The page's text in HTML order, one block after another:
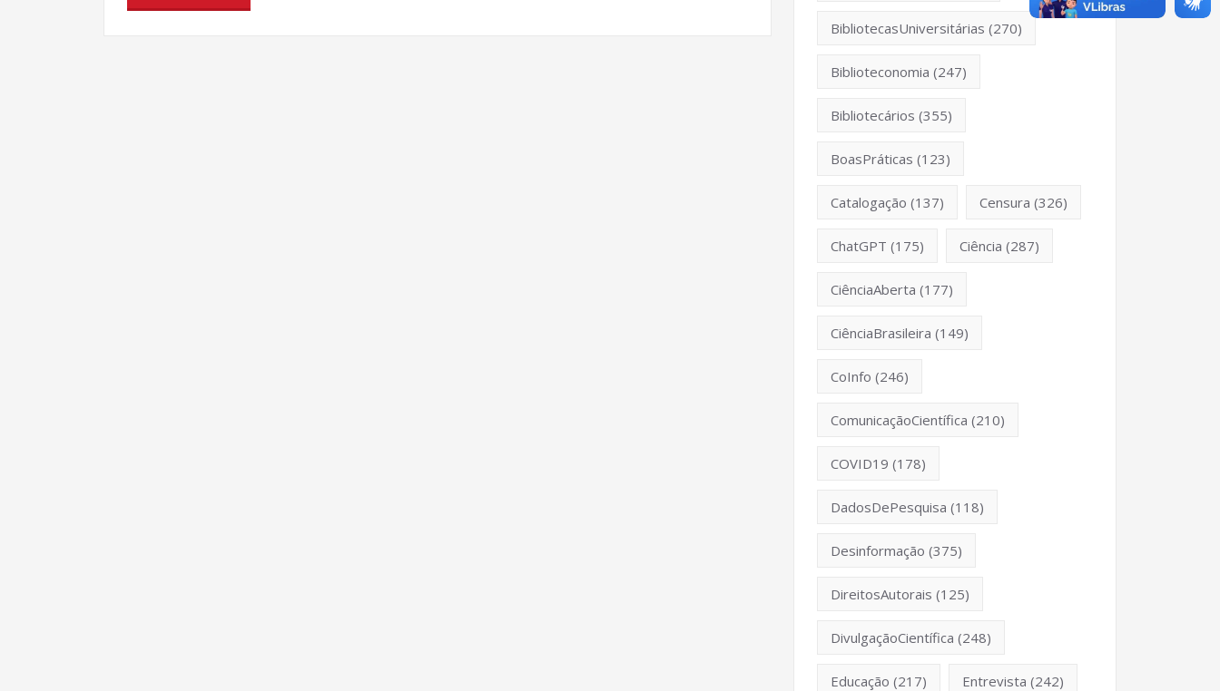
BibliotecasUniversitárias (270)
Biblioteconomia (247)
Bibliotecários (355)
BoasPráticas (123)
Catalogação (137) Censura (326)
ChatGPT (175) Ciência (287)
CiênciaAberta (177)
CiênciaBrasileira (149)
CoInfo (246)
ComunicaçãoCientífica (210)
COVID19 (178)
DadosDePesquisa (118)
Desinformação (375)
DireitosAutorais (125)
DivulgaçãoCientífica (248)
Educação (217) Entrevista (242)